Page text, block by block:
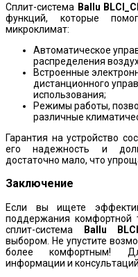
Сплит-система Ballu
функций, которые
микроклимат:
Автоматическое
распределения
Встроенные
дистанционного
использования;
Режимы работы,
различные
Гарантия на устройство
его надежность и
достаточно мало, что
Заключение
Если вы ищете
поддержания
сплит-система Ballu
выбором. Не упустите
более комфортным!
информации и